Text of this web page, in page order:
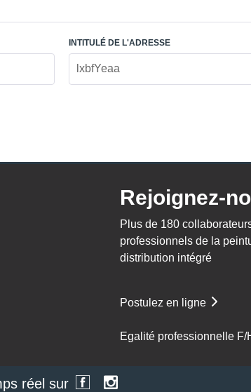
INTITULÉ DE L'ADRESSE
Rejoignez-
Plus de 180
professionnels de la
distribution intégré
Postulez en ligne
Egalité professionnelle F/
réel sur